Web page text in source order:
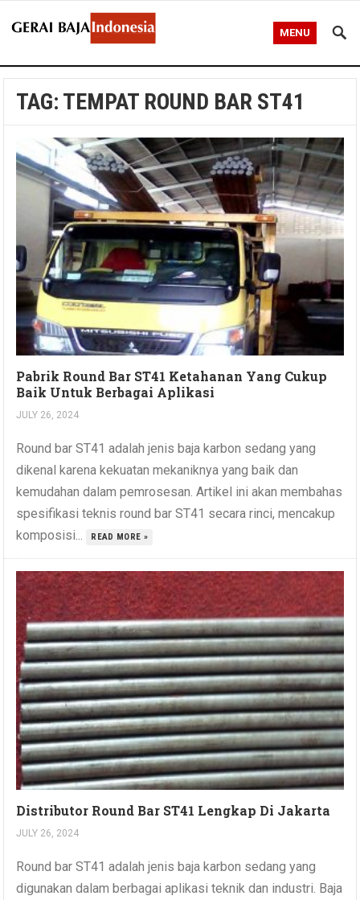
MENU
TAG: TEMPAT ROUND BAR ST41
Pabrik Round Bar ST41 Ketahanan Yang Cukup
Baik Untuk Berbagai Aplikasi
JULY 26, 2024
Round bar ST41 adalah jenis baja karbon sedang yang
dikenal karena kekuatan mekaniknya yang baik dan
kemudahan dalam pemrosesan. Artikel ini akan membahas
spesifikasi teknis round bar ST41 secara rinci, mencakup
komposisi...
READ MORE »
Distributor Round Bar ST41 Lengkap Di Jakarta
JULY 26, 2024
Round bar ST41 adalah jenis baja karbon sedang yang
digunakan dalam berbagai aplikasi teknik dan industri. Baja